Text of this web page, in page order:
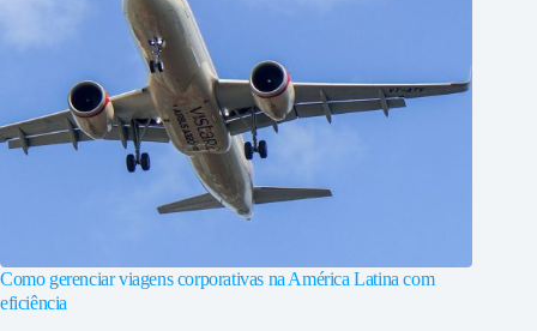
Como gerenciar viagens corporativas na América Latina com
eficiência